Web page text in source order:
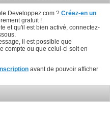
Developpez.com ? Créez-en un
gratuit !
et qu'il est bien activé, connectez-
il est possible que
compte ou que celui-ci soit en
avant de pouvoir afficher